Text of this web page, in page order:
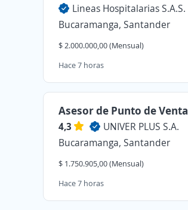
Lineas Hospitalarias S.A.S.
Bucaramanga, Santander
$ 2.000.000,00 (Mensual)
Hace 7 horas
Asesor de Punto de Venta
4,3
UNIVER PLUS S.A.
Bucaramanga, Santander
$ 1.750.905,00 (Mensual)
Hace 7 horas